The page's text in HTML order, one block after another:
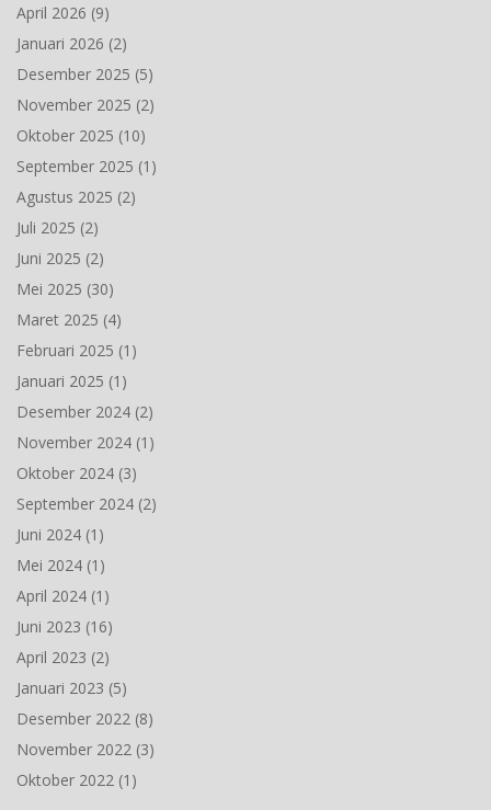
April 2026 (9)
Januari 2026 (2)
Desember 2025 (5)
November 2025 (2)
Oktober 2025 (10)
September 2025 (1)
Agustus 2025 (2)
Juli 2025 (2)
Juni 2025 (2)
Mei 2025 (30)
Maret 2025 (4)
Februari 2025 (1)
Januari 2025 (1)
Desember 2024 (2)
November 2024 (1)
Oktober 2024 (3)
September 2024 (2)
Juni 2024 (1)
Mei 2024 (1)
April 2024 (1)
Juni 2023 (16)
April 2023 (2)
Januari 2023 (5)
Desember 2022 (8)
November 2022 (3)
Oktober 2022 (1)